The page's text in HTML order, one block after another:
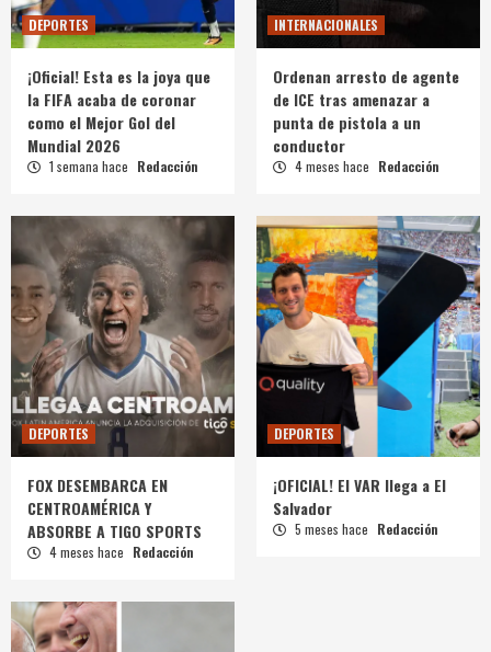
DEPORTES
¡Oficial! Esta es la joya que
la FIFA acaba de coronar
como el Mejor Gol del
Mundial 2026
1 semana hace Redacción
INTERNACIONALES
Ordenan arresto de agente
de ICE tras amenazar a
punta de pistola a un
conductor
4 meses hace Redacción
DEPORTES
FOX DESEMBARCA EN
CENTROAMÉRICA Y
ABSORBE A TIGO SPORTS
4 meses hace Redacción
DEPORTES
¡OFICIAL! El VAR llega a El
Salvador
5 meses hace Redacción